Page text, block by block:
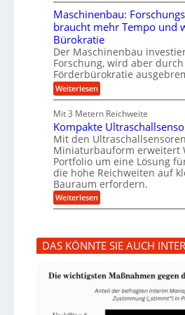
g
e
B
S
C
L
w
e
i
t
e
e
n
t
w
i
c
k
e
l
i
e
s
H
y
b
r
i
d
-
u
g
e
l
l
a
g
e
r
u
m
p
f
e
r
z
i
e
t
U
m
s
a
t
z
k
n
a
ü
b
e
V
r
Maschinenbau:
braucht mehr Tempo und
Bürokratie
Der Maschinenbau
Forschung, wird aber
Förderbürokratie
Weiterlesen:
M
s
c
h
i
n
e
n
b
a
u
r
s
h
n
Mit 3 Metern Reichweite
Kompakte
Mit den
Miniaturbauform erweitert
Portfolio um eine Lösung
die hohe Reichweiten auf
Bauraum erfordern.
Weiterlesen:
K
p
a
k
e
l
DAS KÖNNTE SIE AUCH